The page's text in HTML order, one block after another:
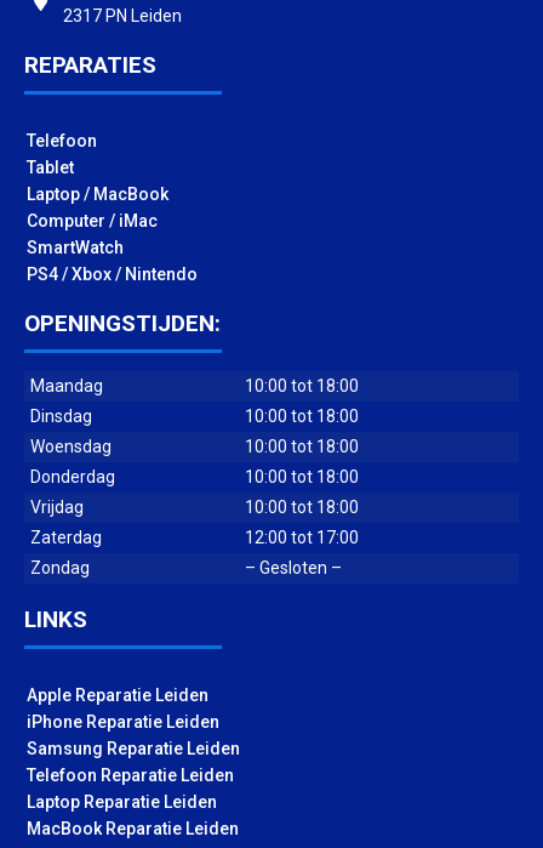
2317 PN Leiden
REPARATIES
Telefoon
Tablet
Laptop / MacBook
Computer / iMac
SmartWatch
PS4 / Xbox / Nintendo
OPENINGSTIJDEN:
Maandag
10:00 tot 18:00
Dinsdag
10:00 tot 18:00
Woensdag
10:00 tot 18:00
Donderdag
10:00 tot 18:00
Vrijdag
10:00 tot 18:00
Zaterdag
12:00 tot 17:00
Zondag
– Gesloten –
LINKS
Apple Reparatie Leiden
iPhone Reparatie Leiden
Samsung Reparatie Leiden
Telefoon Reparatie Leiden
Laptop Reparatie Leiden
MacBook Reparatie Leiden